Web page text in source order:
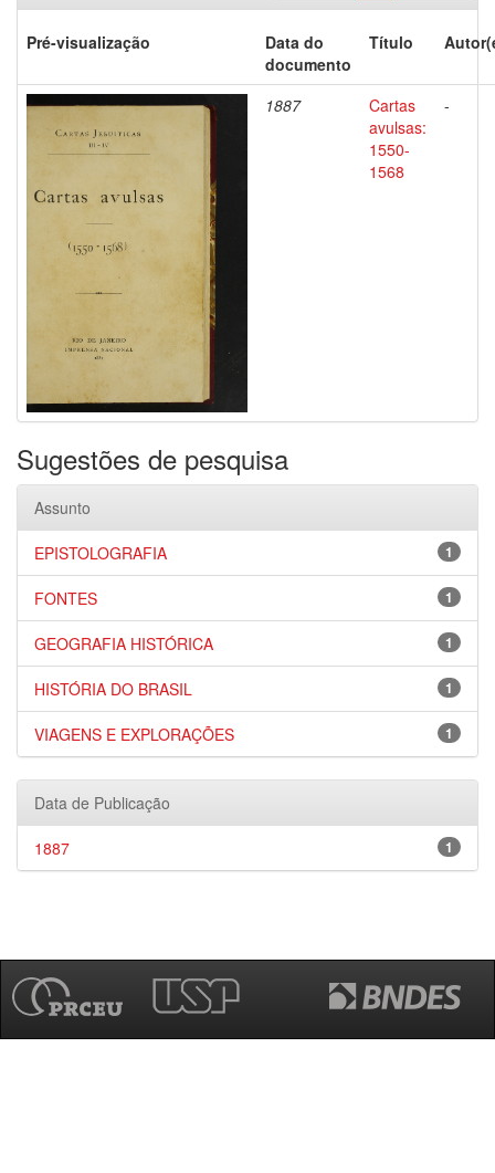
Pré-visualização
Data do
documento
Título
1887
Cartas
avulsas:
1550-
1568
-
Sugestões de pesquisa
Assunto
1
EPISTOLOGRAFIA
1
FONTES
1
GEOGRAFIA HISTÓRICA
1
HISTÓRIA DO BRASIL
1
VIAGENS E EXPLORAÇÕES
Data de Publicação
1
1887